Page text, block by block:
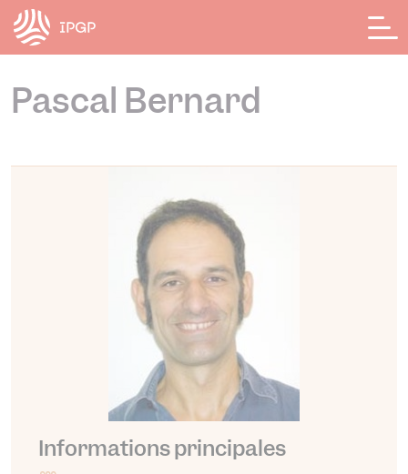
Pascal Bernard
Informations principales
Panneau de gestion des cookies